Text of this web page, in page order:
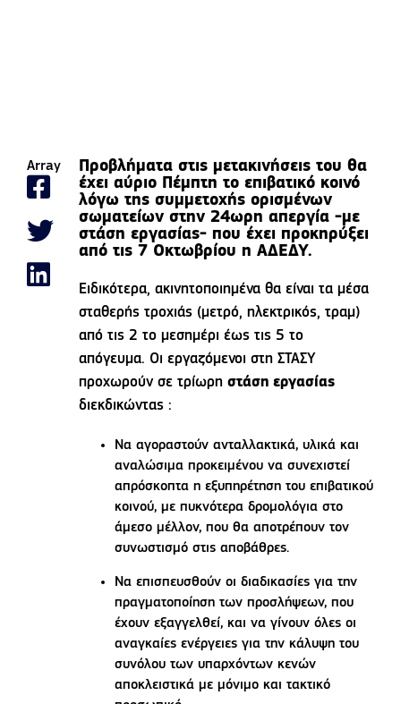
Array
Προβλήματα στις μετακινήσεις του θα
έχει αύριο Πέμπτη το επιβατικό κοινό
λόγω της συμμετοχής ορισμένων
σωματείων στην 24ωρη απεργία -με
στάση εργασίας- που έχει προκηρύξει
από τις 7 Οκτωβρίου η ΑΔΕΔΥ.
Ειδικότερα, ακινητοποιημένα θα είναι τα μέσα
σταθερής τροχιάς (μετρό, ηλεκτρικός, τραμ)
από τις 2 το μεσημέρι έως τις 5 το
απόγευμα. Οι εργαζόμενοι στη ΣΤΑΣΥ
προχωρούν σε τρίωρηστάση εργασίας
διεκδικώντας :
Να αγοραστούν ανταλλακτικά, υλικά και
αναλώσιμα προκειμένου να συνεχιστεί
απρόσκοπτα η εξυπηρέτηση του επιβατικού
κοινού, με πυκνότερα δρομολόγια στο
άμεσο μέλλον, που θα αποτρέπουν τον
συνωστισμό στις αποβάθρες.
Να επισπευσθούν οι διαδικασίες για την
πραγματοποίηση των προσλήψεων, που
έχουν εξαγγελθεί, και να γίνουν όλες οι
αναγκαίες ενέργειες για την κάλυψη του
συνόλου των υπαρχόντων κενών
αποκλειστικά με μόνιμο και τακτικό